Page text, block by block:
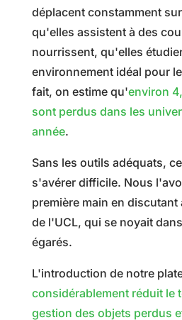
déplacent constamment
qu'elles assistent à des
nourrissent, qu'elles
environnement idéal pour
fait, on estime qu'environ
sont perdus dans les
année.
Sans les outils adéquats,
s'avérer difficile. Nous
première main en discutant
de l'UCL, qui se noyait
égarés.
L'introduction de notre
considérablement réduit le
gestion des objets perdus